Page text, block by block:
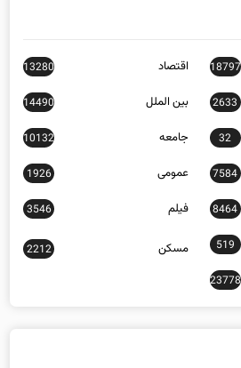
2633
14490
32 جامعه 10132
7584 عمومی 1926
8464 فیلم 3546
519
2212
23778